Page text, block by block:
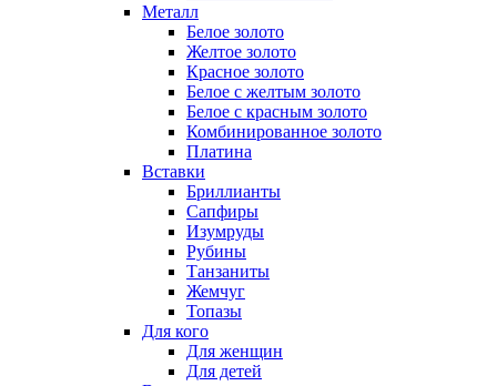
Металл
Белое золото
Желтое золото
Красное золото
Белое с желтым золото
Белое с красным золото
Комбинированное золото
Платина
Вставки
Бриллианты
Сапфиры
Изумруды
Рубины
Танзаниты
Жемчуг
Топазы
Для кого
Для женщин
Для детей